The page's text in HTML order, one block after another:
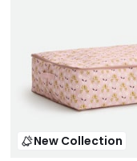
New Collection